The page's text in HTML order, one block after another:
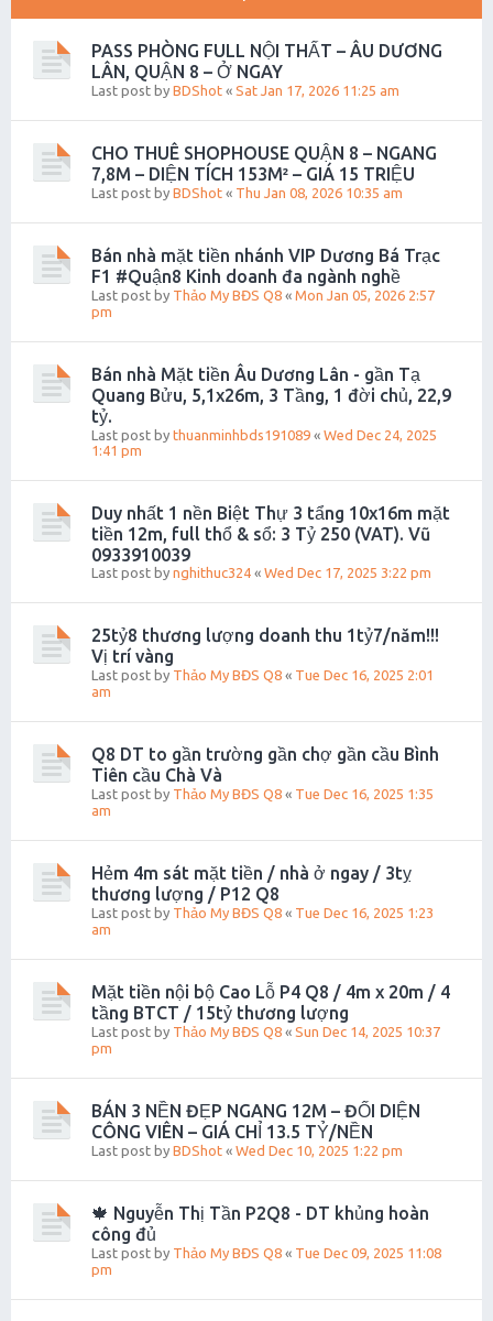
PASS PHÒNG FULL NỘI THẤT – ÂU DƯƠNG
LÂN, QUẬN 8 – Ở NGAY
Last post by BDShot « Sat Jan 17, 2026 11:25 am
CHO THUÊ SHOPHOUSE QUẬN 8 – NGANG
7,8M – DIỆN TÍCH 153M² – GIÁ 15 TRIỆU
Last post by BDShot « Thu Jan 08, 2026 10:35 am
Bán nhà mặt tiền nhánh VIP Dương Bá Trạc
F1 #Quận8 Kinh doanh đa ngành nghề
Last post by Thảo My BĐS Q8 « Mon Jan 05, 2026 2:57
pm
Bán nhà Mặt tiền Âu Dương Lân - gần Tạ
Quang Bửu, 5,1x26m, 3 Tầng, 1 đời chủ, 22,9
tỷ.
Last post by thuanminhbds191089 « Wed Dec 24, 2025
1:41 pm
Duy nhất 1 nền Biệt Thự 3 tẩng 10x16m mặt
tiền 12m, full thổ & sổ: 3 Tỷ 250 (VAT). Vũ
0933910039
Last post by nghithuc324 « Wed Dec 17, 2025 3:22 pm
25tỷ8 thương lượng doanh thu 1tỷ7/năm!!!
Vị trí vàng
Last post by Thảo My BĐS Q8 « Tue Dec 16, 2025 2:01
am
Q8 DT to gần trường gần chợ gần cầu Bình
Tiên cầu Chà Và
Last post by Thảo My BĐS Q8 « Tue Dec 16, 2025 1:35
am
Hẻm 4m sát mặt tiền / nhà ở ngay / 3tỵ
thương lượng / P12 Q8
Last post by Thảo My BĐS Q8 « Tue Dec 16, 2025 1:23
am
Mặt tiền nội bộ Cao Lỗ P4 Q8 / 4m x 20m / 4
tầng BTCT / 15tỷ thương lượng
Last post by Thảo My BĐS Q8 « Sun Dec 14, 2025 10:37
pm
BÁN 3 NỀN ĐẸP NGANG 12M – ĐỐI DIỆN
CÔNG VIÊN – GIÁ CHỈ 13.5 TỶ/NỀN
Last post by BDShot « Wed Dec 10, 2025 1:22 pm
🍁 Nguyễn Thị Tần P2Q8 - DT khủng hoàn
công đủ
Last post by Thảo My BĐS Q8 « Tue Dec 09, 2025 11:08
pm